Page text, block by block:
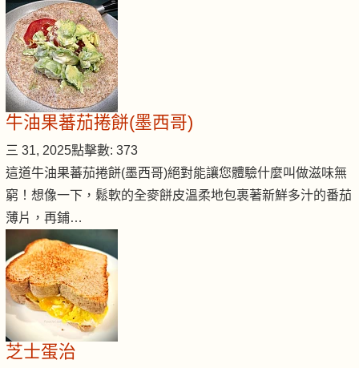
牛油果蕃茄捲餅(墨西哥)
三 31, 2025點擊數: 373
這道牛油果蕃茄捲餅(墨西哥)絕對能讓您體驗什麼叫做滋味無
窮！想像一下，鬆軟的全麥餅皮溫柔地包裹著新鮮多汁的番茄
薄片，再鋪…
芝士蛋治